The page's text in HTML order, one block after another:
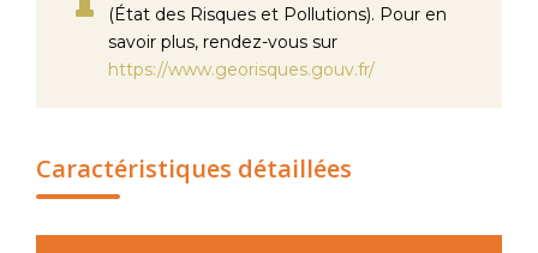
(État des Risques et Pollutions). Pour en
savoir plus, rendez-vous sur
https://www.georisques.gouv.fr/
Caractéristiques détaillées